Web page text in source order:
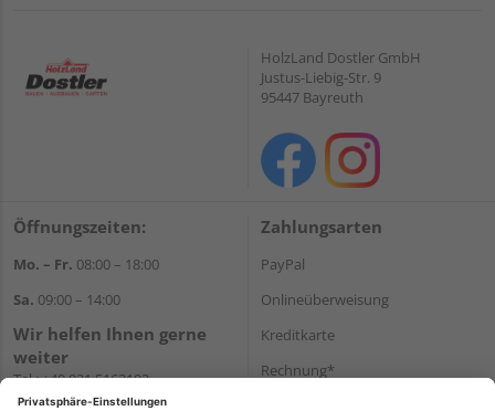
HolzLand Dostler GmbH
Justus-Liebig-Str. 9
95447 Bayreuth
Öffnungszeiten:
Mo. – Fr. 08:00 – 18:00
Sa. 09:00 – 14:00
Wir helfen Ihnen gerne
weiter
Tel.:+49 921 5163102
E-Mail:shop@dostler.de
Zahlungsarten
PayPal
Onlineüberweisung
Kreditkarte
Rechnung*